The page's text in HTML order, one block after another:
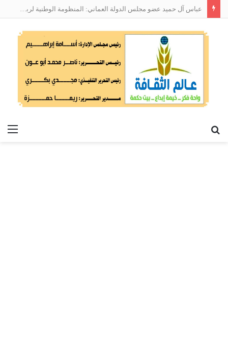
عباس آل حميد عضو مجلس الدولة العماني: المنظومة الوطنية لربط التوظيف بالمهارات تعالج البطالة من جذورها